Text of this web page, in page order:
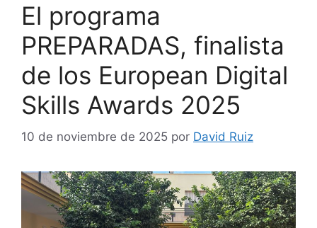
El programa
PREPARADAS, finalista
de los European Digital
Skills Awards 2025
10 de noviembre de 2025 por David Ruiz